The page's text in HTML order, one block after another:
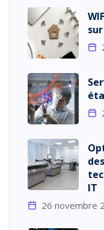
IT
26 novembre